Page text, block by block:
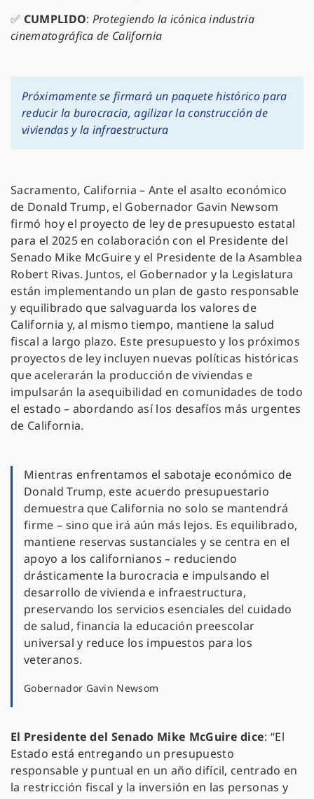
✅ CUMPLIDO: Protegiendo la icónica industria
cinematográfica de California
Próximamente se firmará un paquete histórico para
reducir la burocracia, agilizar la construcción de
viviendas y la infraestructura
Sacramento, California – Ante el asalto económico
de Donald Trump, el Gobernador Gavin Newsom
firmó hoy el proyecto de ley de presupuesto estatal
para el 2025 en colaboración con el Presidente del
Senado Mike McGuire y el Presidente de la Asamblea
Robert Rivas. Juntos, el Gobernador y la Legislatura
están implementando un plan de gasto responsable
y equilibrado que salvaguarda los valores de
California y, al mismo tiempo, mantiene la salud
fiscal a largo plazo. Este presupuesto y los próximos
proyectos de ley incluyen nuevas políticas históricas
que acelerarán la producción de viviendas e
impulsarán la asequibilidad en comunidades de todo
el estado – abordando así los desafíos más urgentes
de California.
Mientras enfrentamos el sabotaje económico de
Donald Trump, este acuerdo presupuestario
demuestra que California no solo se mantendrá
firme – sino que irá aún más lejos. Es equilibrado,
mantiene reservas sustanciales y se centra en el
apoyo a los californianos – reduciendo
drásticamente la burocracia e impulsando el
desarrollo de vivienda e infraestructura,
preservando los servicios esenciales del cuidado
de salud, financia la educación preescolar
universal y reduce los impuestos para los
veteranos.
Gobernador Gavin Newsom
El Presidente del Senado Mike McGuire dice: “El
Estado está entregando un presupuesto
responsable y puntual en un año difícil, centrado en
la restricción fiscal y la inversión en las personas y